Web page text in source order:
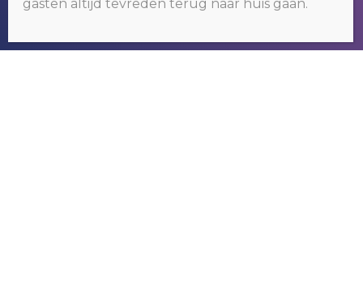
gasten altijd tevreden terug naar huis gaan.